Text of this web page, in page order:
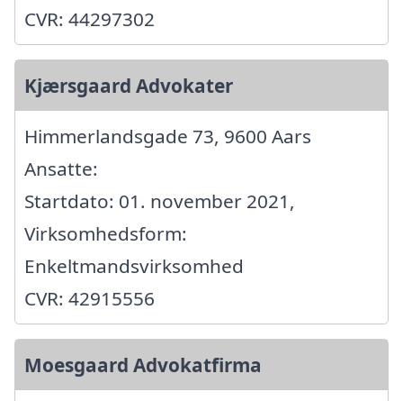
CVR: 44297302
Kjærsgaard Advokater
Himmerlandsgade 73, 9600 Aars
Ansatte:
Startdato: 01. november 2021,
Virksomhedsform:
Enkeltmandsvirksomhed
CVR: 42915556
Moesgaard Advokatfirma